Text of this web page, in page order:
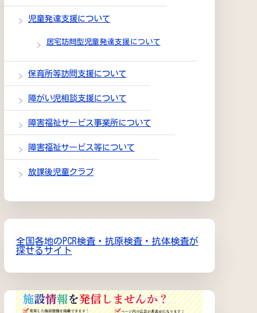
児童発達支援について
居宅訪問型児童発達支援について
保育所等訪問支援について
障がい児相談支援について
障害福祉サービス事業所について
障害福祉サービス等について
放課後児童クラブ
全国各地のPCR検査・抗原検査・抗体検査が
探せるサイト